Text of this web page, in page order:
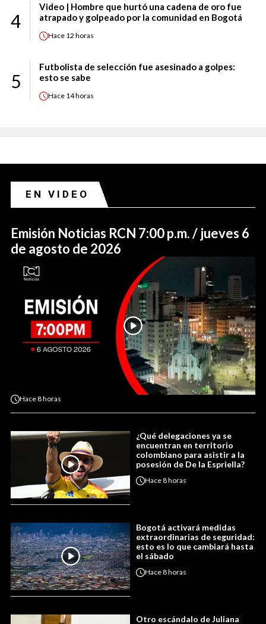
4
Video | Hombre que hurtó una cadena de oro fue
atrapado y golpeado por la comunidad en Bogotá
Hace 12 horas
5
Futbolista de selección fue asesinado a golpes:
esto se sabe
Hace 14 horas
EN VIDEO
Emisión Noticias RCN 7:00 p.m. / jueves 6
de agosto de 2026
Hace8 horas
¿Qué delegaciones ya se
encuentran en territorio
colombiano para asistir a la
posesión de De la Espriella?
Hace8 horas
Bogotá activará medidas
extraordinarias de seguridad:
esto es lo que cambiará hasta
el sábado
Hace8 horas
Otro escándalo de Juliana